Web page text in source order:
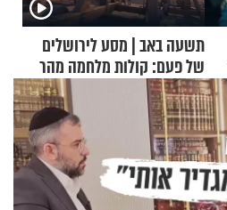
תשעה באב | מסע לירושלים
של פעם: קולות מלחמה מהר
הזיתים